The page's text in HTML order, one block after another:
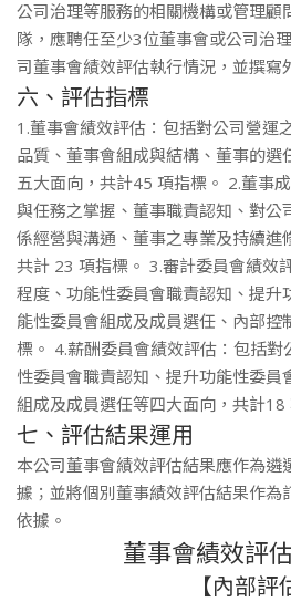
公司治理等服務的相關機構或管理顧
隊，應聘任至少3位董事會或公司治
司董事會績效評估執行情況，並撰寫
六、評估指標
1.董事會績效評估：包括對公司營運
品質、董事會組成與結構、董事的選
五大面向，共計45 項指標。 2.董事
與任務之掌握、董事職責認知、對公
係經營與溝通、董事之專業及持續進
共計 23 項指標。 3.審計委員會績效
程度、功能性委員會職責認知、提升
能性委員會組成及成員選任、內部
標。 4.薪酬委員會績效評估：包括
性委員會職責認知、提升功能性委員
組成及成員選任等四大面向，共計18
七、評估結果運用
本公司董事會績效評估結果應作為遴
據；並將個別董事績效評估結果作為
依據。
董事會績效評
【內部評